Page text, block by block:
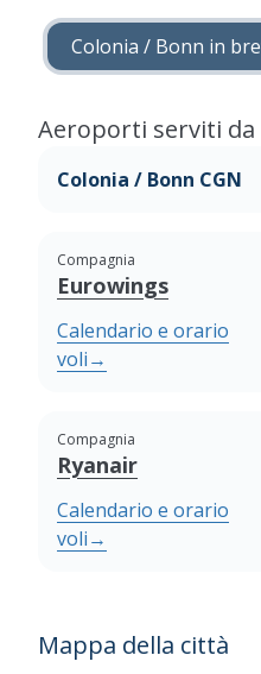
Colonia / Bonn in
Aeroporti serviti da
Colonia / Bonn CGN
Compagnia
Eurowings
Calendario e orario
voli→
Compagnia
Ryanair
Calendario e orario
voli→
Mappa della città